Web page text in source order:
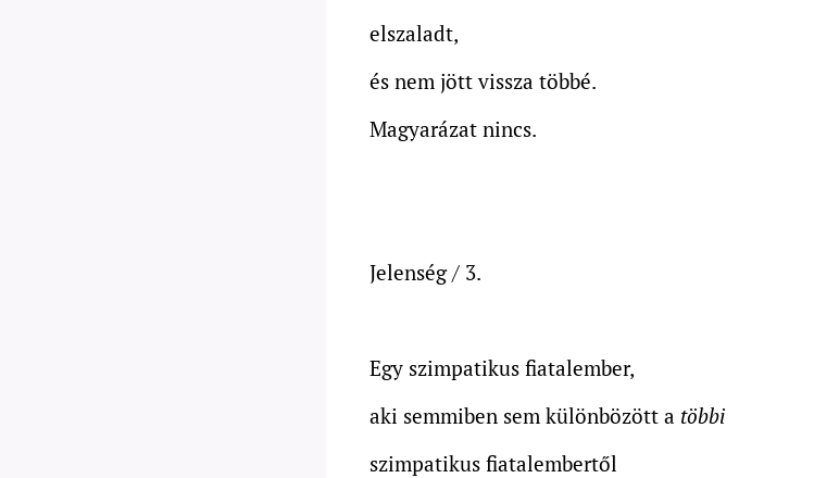
elszaladt,
és nem jött vissza többé.
Magyarázat nincs.
Jelenség / 3.
Egy szimpatikus fiatalember,
aki semmiben sem különbözött a többi
szimpatikus fiatalembertől